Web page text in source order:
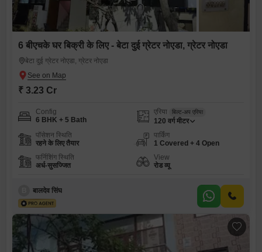
6 बीएचके घर बिक्री के लिए - बेटा दुई ग्रेटर नोएडा, ग्रेटर नोएडा
बेटा दुई ग्रेटर नोएडा, ग्रेटर नोएडा
₹ 3.23 Cr
Config
6 BHK + 5 Bath
एरिया बिल्ट-अप एरिया
120 वर्ग मीटर
पॉसेशन स्थिति
रहने के लिए तैयार
पार्किंग
1 Covered + 4 Open
फर्निशिंग स्थिति
अर्ध-सुसज्जित
View
रोड व्यू
बालदेव सिंघ